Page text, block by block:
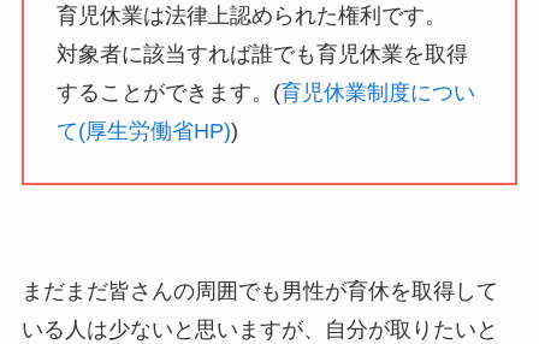
育児休業は法律上認められた権利です。
対象者に該当すれば誰でも育児休業を取得
することができます。(育児休業制度につい
て(厚生労働省HP))
まだまだ皆さんの周囲でも男性が育休を取得して
いる人は少ないと思いますが、自分が取りたいと